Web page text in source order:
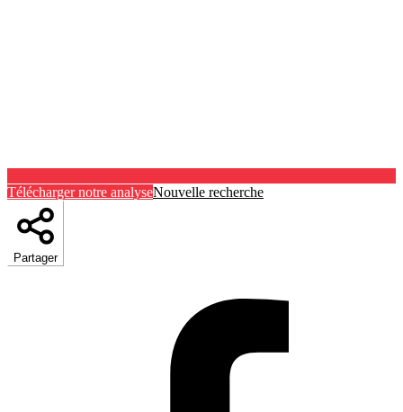
Télécharger notre analyseNouvelle recherche
Partager